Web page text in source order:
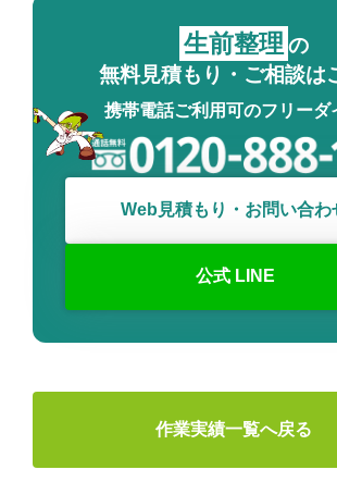
生前整理 の
無料見積もり・ご相談は
携帯電話ご利用可のフリーダ
Web見積もり・お問い合わ
公式 LINE
作業実績一覧へ戻る